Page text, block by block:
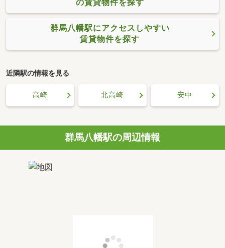
の賃貸物件を探す
群馬八幡駅にアクセスしやすい
賃貸物件を探す
近隣駅の情報を見る
高崎 北高崎 安中
群馬八幡駅の周辺情報